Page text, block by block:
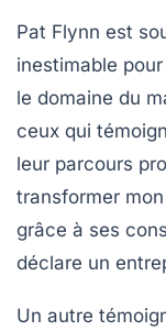
Pat Flynn est
inestimable
le domaine du
ceux qui
leur parcours
transformer
grâce à ses
déclare un
Un autre